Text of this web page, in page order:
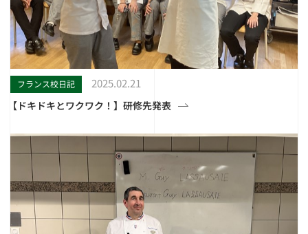
フランス校日記 2025.02.21
【ドキドキとワクワク！】研修先発表